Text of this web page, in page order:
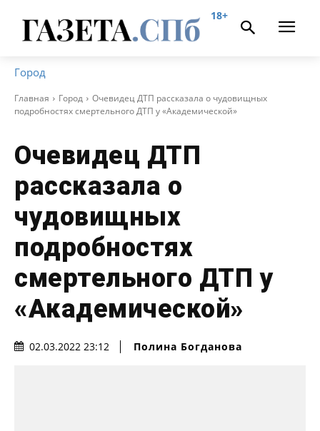
18+
Город
Главная Город
Очевидец ДТП рассказала о чудовищных
подробностях смертельного ДТП у «Академической»
Очевидец ДТП
рассказала о
чудовищных
подробностях
смертельного ДТП у
«Академической»
02.03.2022 23:12 Полина Богданова